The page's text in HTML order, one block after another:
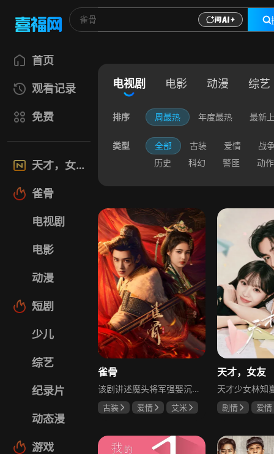
首页
观看记录
免费
天才，女友
雀骨
电视剧
电影
动漫
短剧
少儿
综艺
纪录片
动态漫
游戏
电视剧 电影 动漫 综艺
排序 周最热 年度最热 最新
类型 全部 古装 爱情
战
历史
科幻 警匪 动作
雀骨
该剧讲述魔头将军强娶沉迷机关术的财迷假千金，两人从契约夫妻起步，在生死局中互扒马甲，爱意与杀意交织共生。过程中他们揭露朝堂阴谋，破解生死乱局，最终共同守护家国太平，融合了权谋、爱情、冒险等多重元素，情节跌宕起伏。
古装 爱情
艾米
天才，女友
剧情
爱情